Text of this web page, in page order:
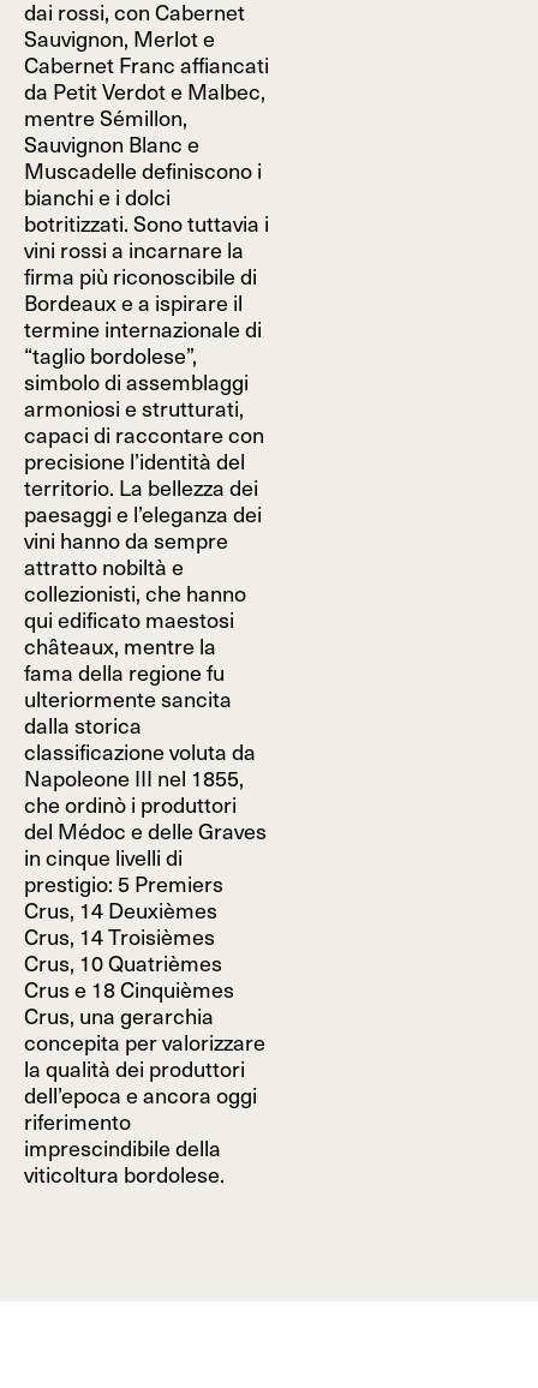
dai rossi, con Cabernet
Sauvignon, Merlot e
Cabernet Franc affiancati
da Petit Verdot e Malbec,
mentre Sémillon,
Sauvignon Blanc e
Muscadelle definiscono i
bianchi e i dolci
botritizzati. Sono tuttavia i
vini rossi a incarnare la
firma più riconoscibile di
Bordeaux e a ispirare il
termine internazionale di
“taglio bordolese”,
simbolo di assemblaggi
armoniosi e strutturati,
capaci di raccontare con
precisione l’identità del
territorio. La bellezza dei
paesaggi e l’eleganza dei
vini hanno da sempre
attratto nobiltà e
collezionisti, che hanno
qui edificato maestosi
châteaux, mentre la
fama della regione fu
ulteriormente sancita
dalla storica
classificazione voluta da
Napoleone III nel 1855,
che ordinò i produttori
del Médoc e delle Graves
in cinque livelli di
prestigio: 5 Premiers
Crus, 14 Deuxièmes
Crus, 14 Troisièmes
Crus, 10 Quatrièmes
Crus e 18 Cinquièmes
Crus, una gerarchia
concepita per valorizzare
la qualità dei produttori
dell’epoca e ancora oggi
riferimento
imprescindibile della
viticoltura bordolese.